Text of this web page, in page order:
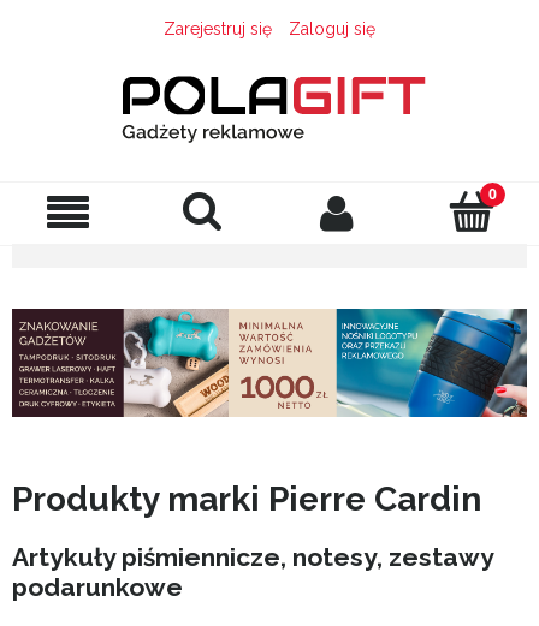
Zarejestruj się Zaloguj się
Produkty marki Pierre Cardin
Artykuły piśmiennicze, notesy, zestawy
podarunkowe